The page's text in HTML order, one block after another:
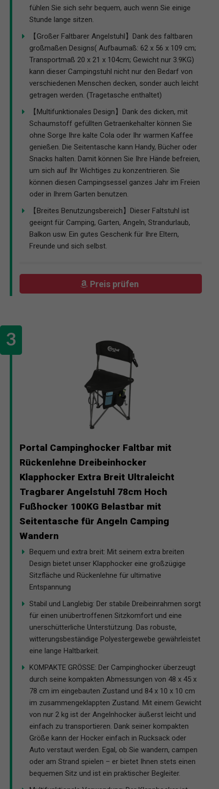
fühlen Sie sich sehr bequem, auch wenn Sie einige
Stunde lange sitzen.
【Großer Faltbarer Angelstuhl】Dank des faltbaren
großmaßen Designs( Aufbaumaß: 62 x 56 x 109 cm;
Transportmaß 20 x 21 x 104cm; Gewicht nur 3.9KG)
kann dieser Campingstuhl nicht nur den Bedarf von
verschiedenen Menschen decken, sonder auch leicht
getragen werden. (Tragetasche enthaltet)
【Multifunktionales Design】Dank des dicken, mit
Schaumstoff gefüllten Getraenkehalter können Sie
ohne Sorge Ihre kalte Cola oder Ihr warmen Kaffee
genießen. Die Seitentasche kann Handy, Bücher oder
Snacks halten. Damit können Sie Ihre Hände befreien,
um sich auf Ihr Wichtiges zu konzentrieren. Sie
können diesen Campingsessel ganzes Jahr im Freien
oder in Ihrem Garten benutzen.
【Breites Benutzungsbereich】Dieser Faltstuhl ist
geeignt für Camping, Garten, Angeln, Strandurlaub,
Balkon usw. Ein gutes Geschenk für Ihre Eltern,
Freunde und sich selbst.
Preis prüfen
Portal Campinghocker Faltbar mit
Rückenlehne Dreibeinhocker
Klapphocker Extra Breit Ultraleicht
Tragbarer Angelstuhl 78cm Hoch
Fußhocker 100KG Belastbar mit
Seitentasche für Angeln Camping
Wandern
Bequem und extra breit: Mit seinem extra breiten
Design bietet unser Klapphocker eine großzügige
Sitzfläche und Rückenlehne für ultimative
Entspannung
Stabil und Langlebig: Der stabile Dreibeinrahmen sorgt
für einen unübertroffenen Sitzkomfort und eine
unerschütterliche Unterstützung. Das robuste,
witterungsbeständige Polyestergewebe gewährleistet
eine lange Haltbarkeit.
KOMPAKTE GRÖSSE: Der Campinghocker überzeugt
durch seine kompakten Abmessungen von 48 x 45 x
78 cm im eingebauten Zustand und 84 x 10 x 10 cm
im zusammengeklappten Zustand. Mit einem Gewicht
von nur 2 kg ist der Angelnhocker äußerst leicht und
einfach zu transportieren. Dank seiner kompakten
Größe kann der Hocker einfach in Rucksack oder
Auto verstaut werden. Egal, ob Sie wandern, campen
oder am Strand spielen – er bietet Ihnen stets einen
bequemen Sitz und ist ein praktischer Begleiter.